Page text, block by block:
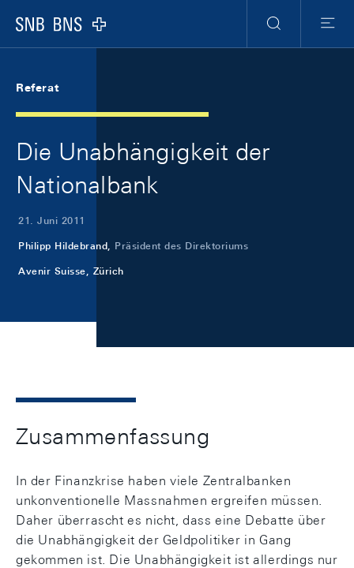
Logo
Suche
Menu
Referat
Die Unabhängigkeit der
Nationalbank
21. Juni 2011
Philipp Hildebrand, Präsident des Direktoriums
Avenir Suisse, Zürich
Zusammenfassung
In der Finanzkrise haben viele Zentralbanken
unkonventionelle Massnahmen ergreifen müssen.
Daher überrascht es nicht, dass eine Debatte über
die Unabhängigkeit der Geldpolitiker in Gang
gekommen ist. Die Unabhängigkeit ist allerdings nur